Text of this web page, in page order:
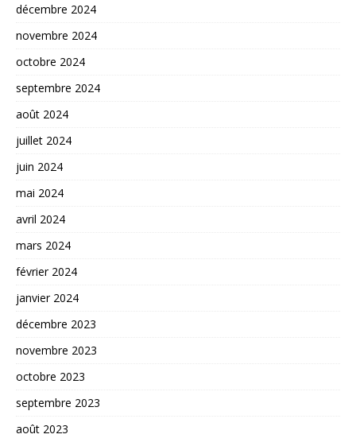
décembre 2024
novembre 2024
octobre 2024
septembre 2024
août 2024
juillet 2024
juin 2024
mai 2024
avril 2024
mars 2024
février 2024
janvier 2024
décembre 2023
novembre 2023
octobre 2023
septembre 2023
août 2023